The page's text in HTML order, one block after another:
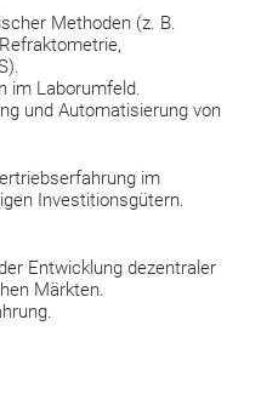
Methoden (z. B.
im Laborumfeld.
und Automatisierung von
im
Investitionsgütern.
Entwicklung dezentraler
Märkten.